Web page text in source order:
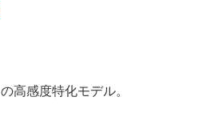
の高感度特化モデル。